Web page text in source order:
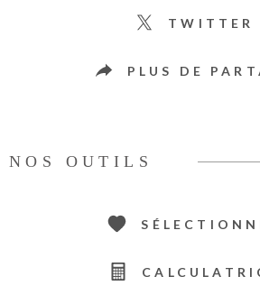
TWITTER
PLUS DE
NOS OUTILS